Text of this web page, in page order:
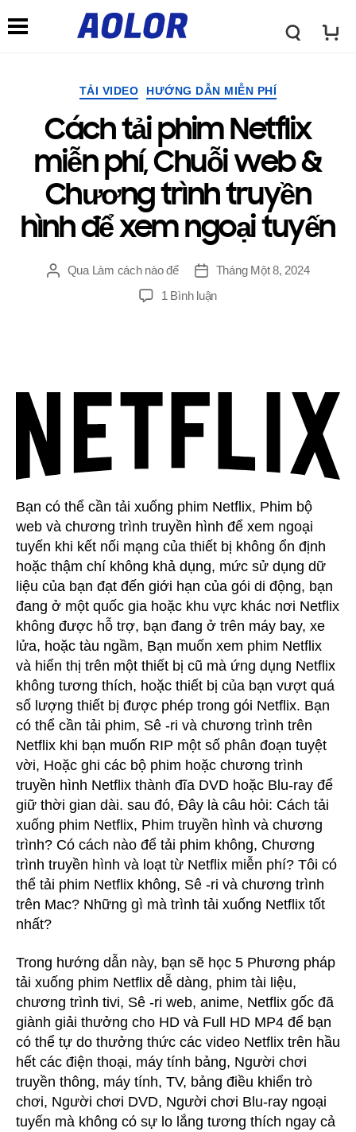
L
g
o
A
o
Thể
TẢI VIDEO HƯỚNG DẪN MIỄN PHÍ
Cách tải phim Netflix
miễn phí, Chuỗi web &
Chương trình truyền
hình để xem ngoại tuyến
ĐăngQua Làm cách nào để
Ngay
gưỉ
Tháng Một 8, 2024
1 Bình luậnTRÊN
Chương
truyền
hình
để
xem
ngoại
tuyến
Bạn có thể cần tải xuống phim Netflix, Phim bộ
web và chương trình truyền hình để xem ngoại
tuyến khi kết nối mạng của thiết bị không ổn định
hoặc thậm chí không khả dụng, mức sử dụng dữ
liệu của bạn đạt đến giới hạn của gói di động, bạn
đang ở một quốc gia hoặc khu vực khác nơi Netflix
không được hỗ trợ, bạn đang ở trên máy bay, xe
lửa, hoặc tàu ngầm, Bạn muốn xem phim Netflix
và hiển thị trên một thiết bị cũ mà ứng dụng Netflix
không tương thích, hoặc thiết bị của bạn vượt quá
số lượng thiết bị được phép trong gói Netflix. Bạn
có thể cần tải phim, Sê -ri và chương trình trên
Netflix khi bạn muốn RIP một số phân đoạn tuyệt
vời, Hoặc ghi các bộ phim hoặc chương trình
truyền hình Netflix thành đĩa DVD hoặc Blu-ray để
giữ thời gian dài. sau đó, Đây là câu hỏi: Cách tải
xuống phim Netflix, Phim truyền hình và chương
trình? Có cách nào để tải phim không, Chương
trình truyền hình và loạt từ Netflix miễn phí? Tôi có
thể tải phim Netflix không, Sê -ri và chương trình
trên Mac? Những gì mà trình tải xuống Netflix tốt
nhất?
Trong hướng dẫn này, bạn sẽ học 5 Phương pháp
tải xuống phim Netflix dễ dàng, phim tài liệu,
chương trình tivi, Sê -ri web, anime, Netflix gốc đã
giành giải thưởng cho HD và Full HD MP4 để bạn
có thể tự do thưởng thức các video Netflix trên hầu
hết các điện thoại, máy tính bảng, Người chơi
truyền thông, máy tính, TV, bảng điều khiển trò
chơi, Người chơi DVD, Người chơi Blu-ray ngoại
tuyến mà không có sự lo lắng tương thích ngay cả